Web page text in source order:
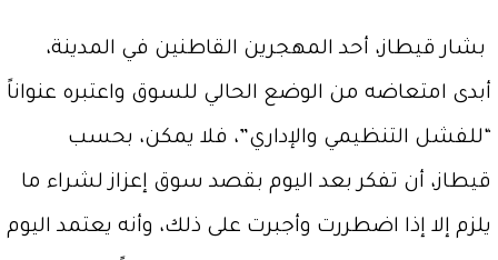
بشار قيطاز، أحد المهجرين القاطنين في المدينة،
أبدى امتعاضه من الوضع الحالي للسوق واعتبره عنواناً
“للفشل التنظيمي والإداري”، فلا يمكن، بحسب
قيطاز، أن تفكر بعد اليوم بقصد سوق إعزاز لشراء ما
يلزم إلا إذا اضطررت وأجبرت على ذلك، وأنه يعتمد اليوم